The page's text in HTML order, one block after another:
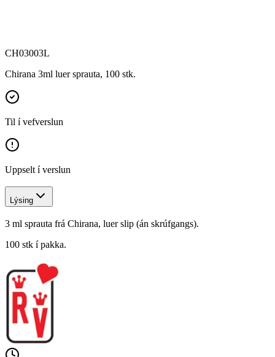
CH03003L
Chirana 3ml luer sprauta, 100 stk.
Til í vefverslun
Uppselt í verslun
Lýsing
3 ml sprauta frá Chirana, luer slip (án skrúfgangs).
100 stk í pakka.